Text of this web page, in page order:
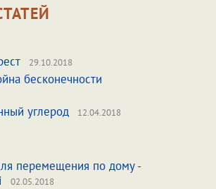
29.10.2018
бесконечности
углерод 12.04.2018
перемещения по дому -
02.05.2018